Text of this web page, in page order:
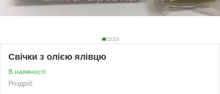
Свічки з олією ялівцю
В наявності
Роздріб